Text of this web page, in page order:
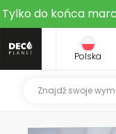
Tylko do końca
Polska